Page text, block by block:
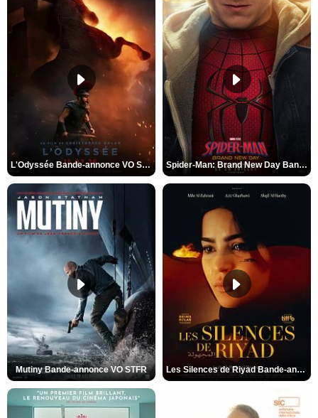
L'Odyssée Bande-annonce VO STFR Spider-Man: Brand New Day Bande-annonce VO STFR
Mutiny Bande-annonce VO STFR Les Silences de Riyad Bande-annonce VO STFR